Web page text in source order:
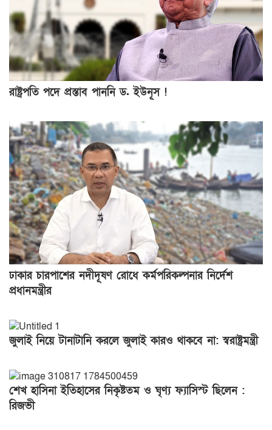
রাষ্ট্রপতি পদে প্রস্তাব পাননি ড. ইউনূস !
ঢাকার চারপাশের নদীদূষণ রোধে কর্মপরিকল্পনার নির্দেশ
প্রধানমন্ত্রীর
জুলাই নিয়ে টানাটানি করলে জুলাই কারও থাকবে না: স্বরাষ্ট্রমন্ত্রী
শেখ হাসিনা ইতিহাসের নিকৃষ্টতম ও ঘৃণ্য ফ্যাসিস্ট ছিলেন :
রিজভী